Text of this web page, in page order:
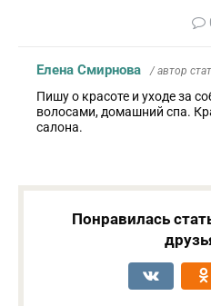
Елена Смирнова / автор
Пишу о красоте и уходе за
волосами, домашний спа.
салона.
Понравилась